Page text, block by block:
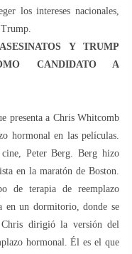
los intereses nacionales,
Trump.
Y TRUMP
CANDIDATO A
presenta a Chris Whitcomb
hormonal en las películas.
Peter Berg. Berg hizo
en la maratón de Boston.
de terapia de reemplazo
en un dormitorio, donde se
Chris dirigió la versión del
hormonal. Él es el que